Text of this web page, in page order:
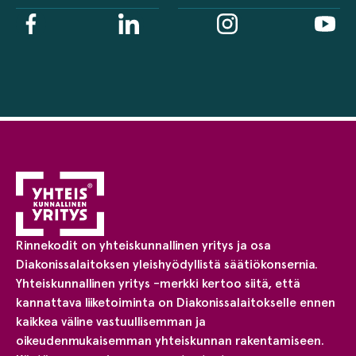
Rinnekodit on yhteiskunnallinen yritys ja osa
Diakonissalaitoksen yleishyödyllistä säätiökonsernia.
Yhteiskunnallinen yritys -merkki kertoo siitä, että
kannattava liiketoiminta on Diakonissalaitokselle ennen
kaikkea väline vastuullisemman ja
oikeudenmukaisemman yhteiskunnan rakentamiseen.